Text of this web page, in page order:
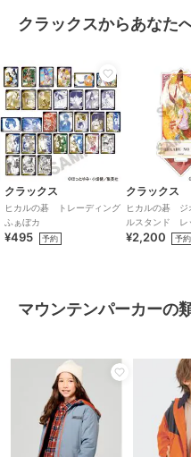
原産国 中国
クラックスからあなた
クラックス
ヒカルの碁 トレーディング
ふぁぼカ
¥495 予約
クラックス
ヒカルの碁 ジ
ルスタンド レ
¥2,200 予約
マウンテンパーカーの